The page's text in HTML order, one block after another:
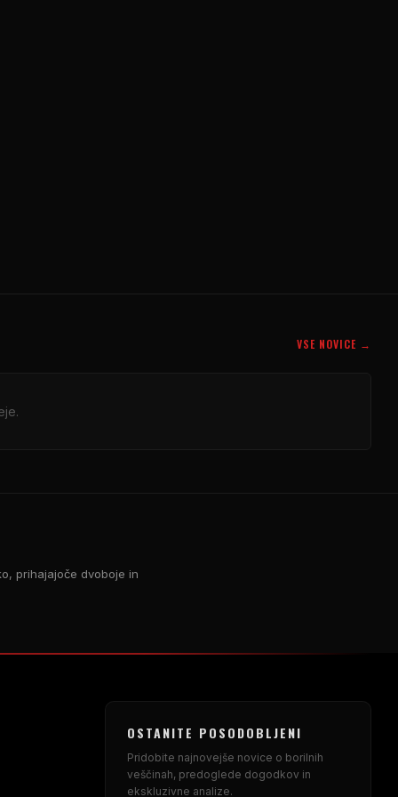
VSE NOVICE →
prihajajoče dvoboje in
OSTANITE POSODOBLJENI
Pridobite najnovejše novice o borilnih
veščinah, predoglede dogodkov in
ekskluzivne analize.